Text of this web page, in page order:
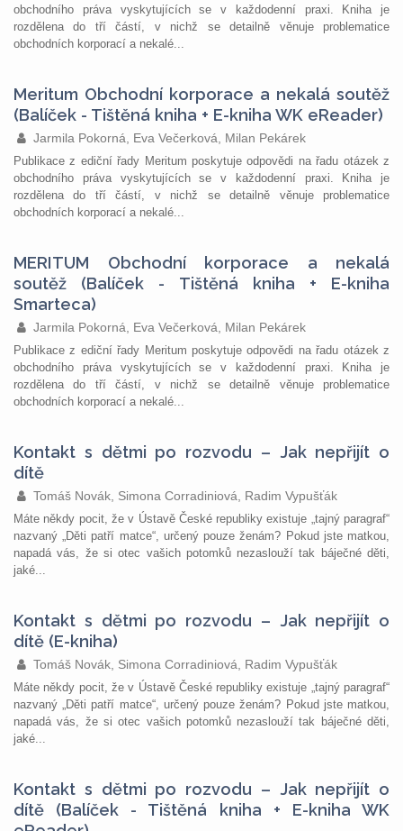
obchodního práva vyskytujících se v každodenní praxi. Kniha je
rozdělena do tří částí, v nichž se detailně věnuje problematice
obchodních korporací a nekalé...
Meritum Obchodní korporace a nekalá soutěž
(Balíček - Tištěná kniha + E-kniha WK eReader)
Jarmila Pokorná, Eva Večerková, Milan Pekárek
Publikace z ediční řady Meritum poskytuje odpovědi na řadu otázek z
obchodního práva vyskytujících se v každodenní praxi. Kniha je
rozdělena do tří částí, v nichž se detailně věnuje problematice
obchodních korporací a nekalé...
MERITUM Obchodní korporace a nekalá
soutěž (Balíček - Tištěná kniha + E-kniha
Smarteca)
Jarmila Pokorná, Eva Večerková, Milan Pekárek
Publikace z ediční řady Meritum poskytuje odpovědi na řadu otázek z
obchodního práva vyskytujících se v každodenní praxi. Kniha je
rozdělena do tří částí, v nichž se detailně věnuje problematice
obchodních korporací a nekalé...
Kontakt s dětmi po rozvodu – Jak nepřijít o
dítě
Tomáš Novák, Simona Corradiniová, Radim Vypušťák
Máte někdy pocit, že v Ústavě České republiky existuje „tajný paragraf“
nazvaný „Děti patří matce“, určený pouze ženám? Pokud jste matkou,
napadá vás, že si otec vašich potomků nezaslouží tak báječné děti,
jaké...
Kontakt s dětmi po rozvodu – Jak nepřijít o
dítě (E-kniha)
Tomáš Novák, Simona Corradiniová, Radim Vypušťák
Máte někdy pocit, že v Ústavě České republiky existuje „tajný paragraf“
nazvaný „Děti patří matce“, určený pouze ženám? Pokud jste matkou,
napadá vás, že si otec vašich potomků nezaslouží tak báječné děti,
jaké...
Kontakt s dětmi po rozvodu – Jak nepřijít o
dítě (Balíček - Tištěná kniha + E-kniha WK